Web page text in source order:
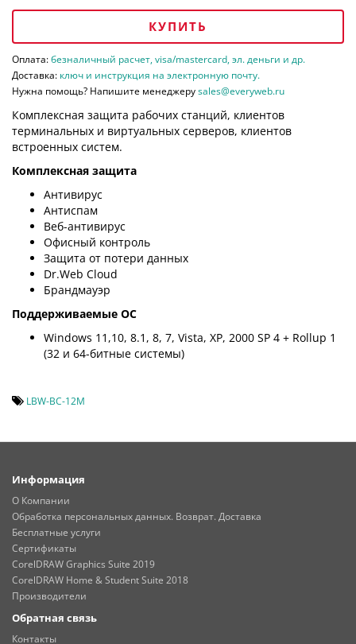
КУПИТЬ
Оплата:безналичный расчет, visa/mastercard, эл. деньги и др.
Доставка: ключ и инструкция на электронную почту.
Нужна помощь? Напишите менеджеруsales@everyweb.ru
Комплексная защита рабочих станций, клиентов
терминальных и виртуальных серверов, клиентов
встроенных систем.
Комплексная защита
Антивирус
Антиспам
Веб-антивирус
Офисный контроль
Защита от потери данных
Dr.Web Cloud
Брандмауэр
Поддерживаемые ОС
Windows 11,10, 8.1, 8, 7, Vista, XP, 2000 SP 4 + Rollup 1
(32 и 64-битные системы)
LBW-BC-12M
Информация
О Компании
Обработка персональных данных. Возврат. Доставка
Бесплатные услуги
Сертификаты
CorelDRAW Graphics Suite 2019
CorelDRAW Home & Student Suite 2018
Производители
Обратная связь
Контакты